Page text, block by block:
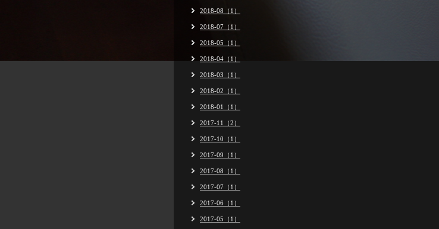
2018-08（1）
2018-07（1）
2018-05（1）
2018-04（1）
2018-03（1）
2018-02（1）
2018-01（1）
2017-11（2）
2017-10（1）
2017-09（1）
2017-08（1）
2017-07（1）
2017-06（1）
2017-05（1）